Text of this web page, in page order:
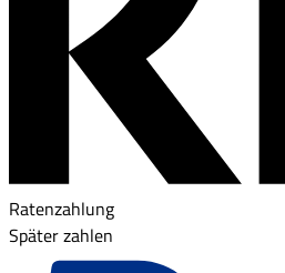
Ratenzahlung
Später zahlen